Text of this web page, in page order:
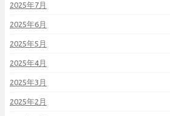
2025年7月
2025年6月
2025年5月
2025年4月
2025年3月
2025年2月